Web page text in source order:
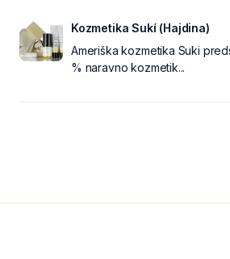
Kozmetika Sukí (Hajdina)
Ameriška kozmetika Suki
% naravno kozmetik...